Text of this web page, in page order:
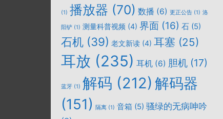
(1) 播放器 (70) 数播 (6) 更正公告 (1) 洛
阳铲 (1) 测量科普视频 (4) 界面 (16) 石 (5)
石机 (39) 老文新读 (4) 耳塞 (25)
耳放 (235) 耳机 (6) 胆机 (17)
蓝牙 (1) 解码 (212) 解码器
(151) 隔离 (1) 音箱 (5) 骚绿的无病呻吟